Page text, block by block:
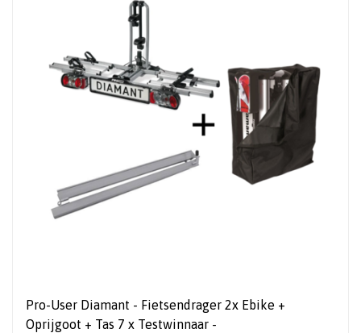
Pro-User Diamant - Fietsendrager 2x Ebike +
Oprijgoot + Tas 7 x Testwinnaar -